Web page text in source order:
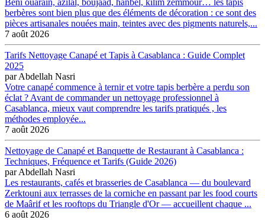
berbères sont bien plus que des éléments de décoration : ce sont des
pièces artisanales nouées main, teintes avec des pigments naturels,...
7 août 2026
Tarifs Nettoyage Canapé et Tapis à Casablanca : Guide Complet
2025
parAbdellah Nasri
Votre canapé commence à ternir et votre tapis berbère a perdu son
éclat ? Avant de commander un nettoyage professionnel à
Casablanca, mieux vaut comprendre les tarifs pratiqués , les
méthodes employée...
7 août 2026
Nettoyage de Canapé et Banquette de Restaurant à Casablanca :
Techniques, Fréquence et Tarifs (Guide 2026)
parAbdellah Nasri
Les restaurants, cafés et brasseries de Casablanca — du boulevard
Zerktouni aux terrasses de la corniche en passant par les food courts
de Maârif et les rooftops du Triangle d'Or — accueillent chaque ...
6 août 2026